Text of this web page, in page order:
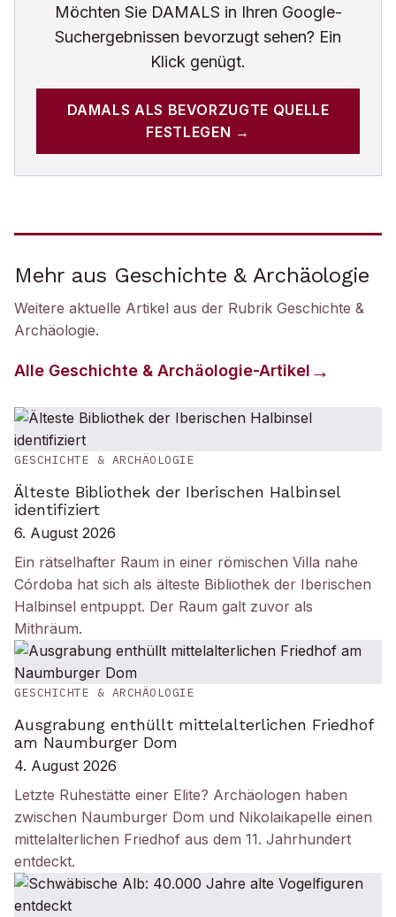
Möchten Sie DAMALS in Ihren Google-
Suchergebnissen bevorzugt sehen? Ein
Klick genügt.
DAMALS ALS BEVORZUGTE QUELLE
FESTLEGEN →
Mehr aus Geschichte & Archäologie
Weitere aktuelle Artikel aus der Rubrik Geschichte &
Archäologie.
Alle Geschichte & Archäologie-Artikel
GESCHICHTE & ARCHÄOLOGIE
Älteste Bibliothek der Iberischen Halbinsel
identifiziert
6. August 2026
Ein rätselhafter Raum in einer römischen Villa nahe
Córdoba hat sich als älteste Bibliothek der Iberischen
Halbinsel entpuppt. Der Raum galt zuvor als
Mithräum.
GESCHICHTE & ARCHÄOLOGIE
Ausgrabung enthüllt mittelalterlichen Friedhof
am Naumburger Dom
4. August 2026
Letzte Ruhestätte einer Elite? Archäologen haben
zwischen Naumburger Dom und Nikolaikapelle einen
mittelalterlichen Friedhof aus dem 11. Jahrhundert
entdeckt.